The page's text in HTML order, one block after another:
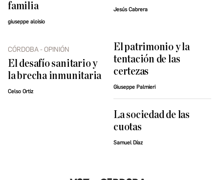
familia
giuseppe aloisio
Jesús Cabrera
CÓRDOBA - OPINIÓN
El desafío sanitario y
la brecha inmunitaria
Celso Ortiz
El patrimonio y la
tentación de las
certezas
Giuseppe Palmieri
La sociedad de las
cuotas
Samuel Díaz